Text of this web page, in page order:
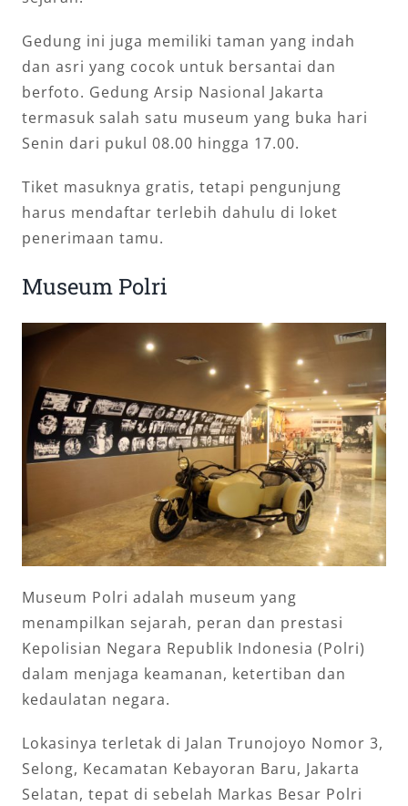
Gedung ini juga memiliki taman yang indah
dan asri yang cocok untuk bersantai dan
berfoto. Gedung Arsip Nasional Jakarta
termasuk salah satu museum yang buka hari
Senin dari pukul 08.00 hingga 17.00.
Tiket masuknya gratis, tetapi pengunjung
harus mendaftar terlebih dahulu di loket
penerimaan tamu.
Museum Polri
Museum Polri adalah museum yang
menampilkan sejarah, peran dan prestasi
Kepolisian Negara Republik Indonesia (Polri)
dalam menjaga keamanan, ketertiban dan
kedaulatan negara.
Lokasinya terletak di Jalan Trunojoyo Nomor 3,
Selong, Kecamatan Kebayoran Baru, Jakarta
Selatan, tepat di sebelah Markas Besar Polri